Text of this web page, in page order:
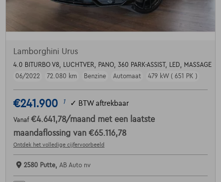
Lamborghini Urus
4.0 BITURBO V8, LUCHTVER, PANO, 360 PARK-ASSIST, LED, MASSAGE
06/2022
72.080 km Benzine Automaat 479 kW ( 651 PK )
€241.900 1 ✓ BTW aftrekbaar
Vanaf €4.641,78/maand met een laatste
maandaflossing van €65.116,78
Ontdek het volledige cijfervoorbeeld
2580 Putte, AB Auto nv